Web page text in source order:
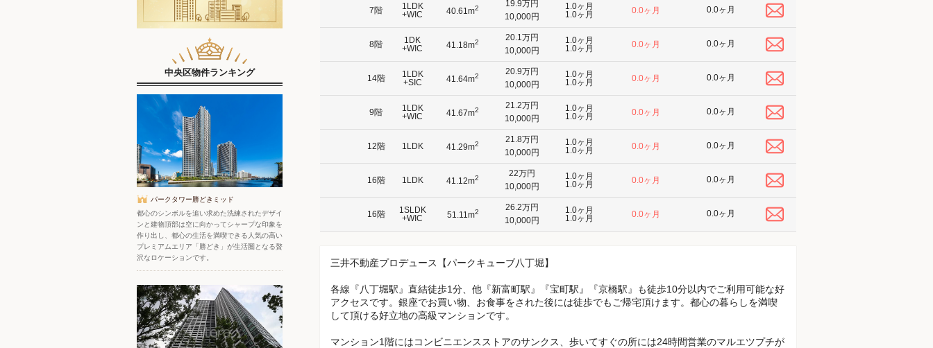
19.9万円
10,000円
1.0ヶ月
1.0ヶ月
0.0ヶ月 0.0ヶ月
7階
1LDK
+WIC
40.61m2
20.1万円
10,000円
1.0ヶ月
1.0ヶ月
0.0ヶ月 0.0ヶ月
8階
1DK
+WIC
41.18m2
20.9万円
10,000円
1.0ヶ月
1.0ヶ月
0.0ヶ月 0.0ヶ月
14階
1LDK
+SIC
41.64m2
21.2万円
10,000円
1.0ヶ月
1.0ヶ月
0.0ヶ月 0.0ヶ月
9階
1LDK
+WIC
41.67m2
21.8万円
10,000円
1.0ヶ月
1.0ヶ月
0.0ヶ月 0.0ヶ月
12階 1LDK 41.29m2
22万円
10,000円
1.0ヶ月
1.0ヶ月
0.0ヶ月 0.0ヶ月
16階 1LDK 41.12m2
26.2万円
10,000円
1.0ヶ月
1.0ヶ月
0.0ヶ月 0.0ヶ月
16階
1SLDK
+WIC
51.11m2
三井不動産プロデュース【パークキューブ八丁堀】
各線『八丁堀駅』直結徒歩1分、他『新富町駅』『宝町駅』『京橋駅』も徒歩10分以内でご利用可能な好
アクセスです。銀座でお買い物、お食事をされた後には徒歩でもご帰宅頂けます。都心の暮らしを満喫
して頂ける好立地の高級マンションです。
マンション1階にはコンビニエンスストアのサンクス、歩いてすぐの所には24時間営業のマルエツプチが
中央区物件ランキング
パークタワー勝どきミッド
都心のシンボルを追い求めた洗練されたデザイ
ンと建物頂部は空に向かってシャープな印象を
作り出し、都心の生活を満喫できる人気の高い
プレミアムエリア「勝どき」が生活圏となる贅
沢なロケーションです。